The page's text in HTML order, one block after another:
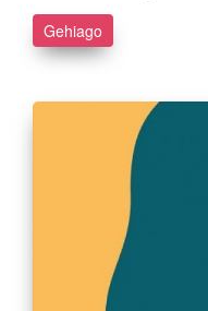
Gehiago